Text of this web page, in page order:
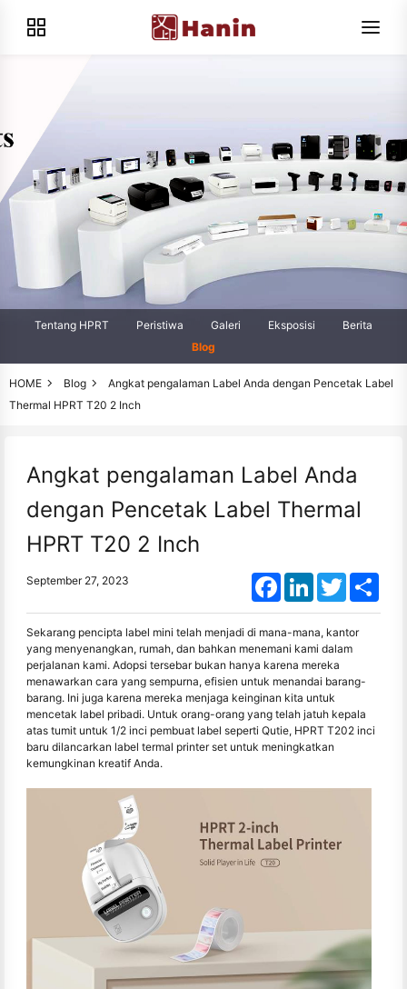
Tentang HPRT Peristiwa Galeri Eksposisi
Berita
Blog
HOME Blog
Angkat pengalaman Label Anda dengan Pencetak Label
Thermal HPRT T20 2 Inch
Angkat pengalaman Label Anda
dengan Pencetak Label Thermal
HPRT T20 2 Inch
September 27, 2023 FacebookLinkedInTwitter
Sekarang pencipta label mini telah menjadi di mana-mana, kantor
yang menyenangkan, rumah, dan bahkan menemani kami dalam
perjalanan kami. Adopsi tersebar bukan hanya karena mereka
menawarkan cara yang sempurna, efisien untuk menandai barang-
barang. Ini juga karena mereka menjaga keinginan kita untuk
mencetak label pribadi. Untuk orang-orang yang telah jatuh kepala
atas tumit untuk 1/2 inci pembuat label seperti Qutie, HPRT T202 inci
baru dilancarkan label termal printer set untuk meningkatkan
kemungkinan kreatif Anda.